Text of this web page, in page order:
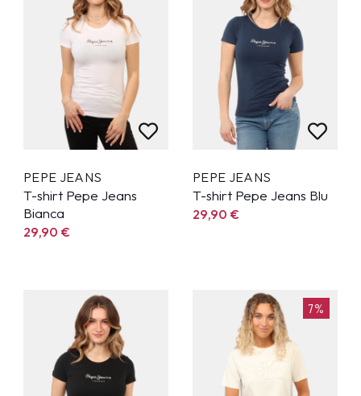
PEPE JEANS
T-shirt Pepe Jeans
Bianca
29,90€
PEPE JEANS
T-shirt Pepe Jeans Blu
29,90€
7%